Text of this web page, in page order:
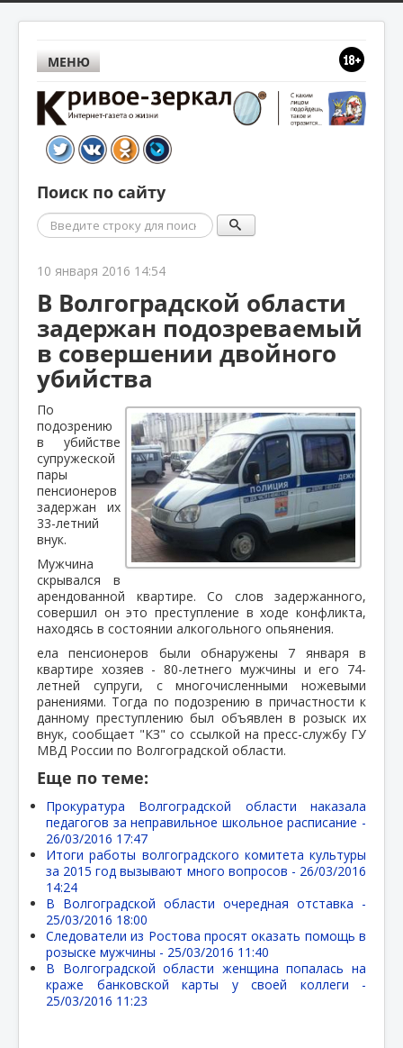
МЕНЮ
Поиск по сайту
Поиск
10 января 2016 14:54
В Волгоградской области
задержан подозреваемый
в совершении двойного
убийства
По
подозрению
в убийстве
супружеской
пары
пенсионеров
задержан их
33-летний
внук.
Мужчина
скрывался в
арендованной квартире. Со слов задержанного,
совершил он это преступление в ходе конфликта,
находясь в состоянии алкогольного опьянения.
ела пенсионеров были обнаружены 7 января в
квартире хозяев - 80-летнего мужчины и его 74-
летней супруги, с многочисленными ножевыми
ранениями. Тогда по подозрению в причастности к
данному преступлению был объявлен в розыск их
внук, сообщает "КЗ" со ссылкой на пресс-службу ГУ
МВД России по Волгоградской области.
Еще по теме:
Прокуратура Волгоградской области наказала
педагогов за неправильное школьное расписание -
26/03/2016 17:47
Итоги работы волгоградского комитета культуры
за 2015 год вызывают много вопросов - 26/03/2016
14:24
В Волгоградской области очередная отставка -
25/03/2016 18:00
Следователи из Ростова просят оказать помощь в
розыске мужчины - 25/03/2016 11:40
В Волгоградской области женщина попалась на
краже банковской карты у своей коллеги -
25/03/2016 11:23